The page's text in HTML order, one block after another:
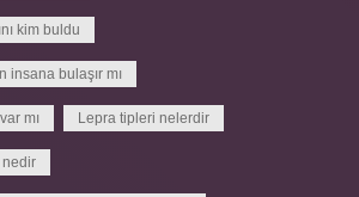
kim buldu
insana bulaşır mı
mı Lepra tipleri nelerdir
nedir